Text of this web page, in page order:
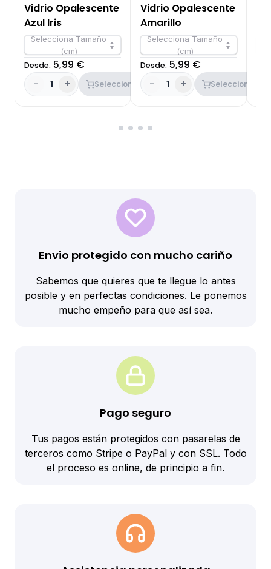
Vidrio Opalescente
Azul Iris
Selecciona Tamaño
(cm)
Desde: 5,99 €
-
1 + Seleccionar
Vidrio Opalescente
Amarillo
Selecciona Tamaño
(cm)
Desde: 5,99 €
-
1 + Seleccionar
Envio protegido con mucho cariño
Sabemos que quieres que te llegue lo antes
posible y en perfectas condiciones. Le ponemos
mucho empeño para que así sea.
Pago seguro
Tus pagos están protegidos con pasarelas de
terceros como Stripe o PayPal y con SSL. Todo
el proceso es online, de principio a fin.